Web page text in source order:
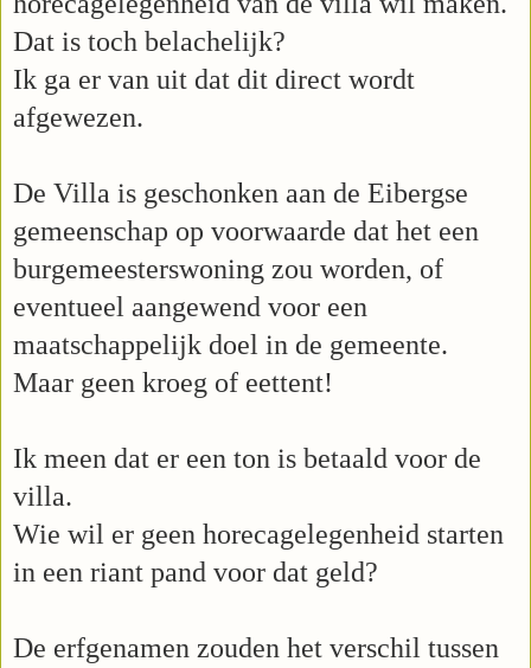
Dat is toch belachelijk?
Ik ga er van uit dat dit direct wordt
afgewezen.
De Villa is geschonken aan de Eibergse
gemeenschap op voorwaarde dat het een
burgemeesterswoning zou worden, of
eventueel aangewend voor een
maatschappelijk doel in de gemeente.
Maar geen kroeg of eettent!
Ik meen dat er een ton is betaald voor de
villa.
Wie wil er geen horecagelegenheid starten
in een riant pand voor dat geld?
De erfgenamen zouden het verschil tussen